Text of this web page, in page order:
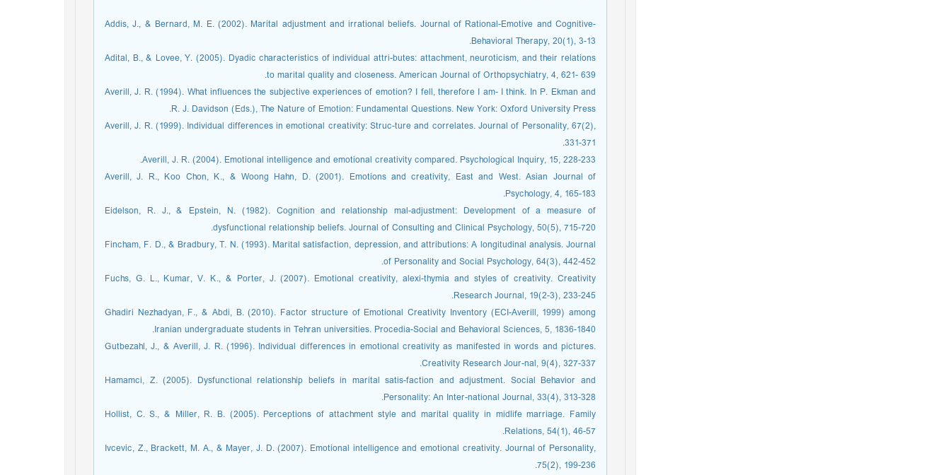
Addis, J., & Bernard, M. E. (2002). Marital adjustment and irrational beliefs. Journal of Rational-Emotive and Cognitive-
Behavioral Therapy, 20(1), 3-13.
Adital, B., & Lovee, Y. (2005). Dyadic characteristics of individual attri-butes: attachment, neuroticism, and their relations
to marital quality and closeness. American Journal of Orthopsychiatry, 4, 621- 639.
Averill, J. R. (1994). What influences the subjective experiences of emotion? I fell, therefore I am- I think. In P. Ekman and
R. J. Davidson (Eds.), The Nature of Emotion: Fundamental Questions. New York: Oxford University Press.
Averill, J. R. (1999). Individual differences in emotional creativity: Struc-ture and correlates. Journal of Personality, 67(2),
331-371.
Averill, J. R. (2004). Emotional intelligence and emotional creativity compared. Psychological Inquiry, 15, 228-233.
Averill, J. R., Koo Chon, K., & Woong Hahn, D. (2001). Emotions and creativity, East and West. Asian Journal of
Psychology, 4, 165-183.
Eidelson, R. J., & Epstein, N. (1982). Cognition and relationship mal-adjustment: Development of a measure of
dysfunctional relationship beliefs. Journal of Consulting and Clinical Psychology, 50(5), 715-720.
Fincham, F. D., & Bradbury, T. N. (1993). Marital satisfaction, depression, and attributions: A longitudinal analysis. Journal
of Personality and Social Psychology, 64(3), 442-452.
Fuchs, G. L., Kumar, V. K., & Porter, J. (2007). Emotional creativity, alexi-thymia and styles of creativity. Creativity
Research Journal, 19(2-3), 233-245.
Ghadiri Nezhadyan, F., & Abdi, B. (2010). Factor structure of Emotional Creativity Inventory (ECI-Averill, 1999) among
Iranian undergraduate students in Tehran universities. Procedia-Social and Behavioral Sciences, 5, 1836-1840.
Gutbezahl, J., & Averill, J. R. (1996). Individual differences in emotional creativity as manifested in words and pictures.
Creativity Research Jour-nal, 9(4), 327-337.
Hamamci, Z. (2005). Dysfunctional relationship beliefs in marital satis-faction and adjustment. Social Behavior and
Personality: An Inter-national Journal, 33(4), 313-328.
Hollist, C. S., & Miller, R. B. (2005). Perceptions of attachment style and marital quality in midlife marriage. Family
Relations, 54(1), 46-57.
Ivcevic, Z., Brackett, M. A., & Mayer, J. D. (2007). Emotional intelligence and emotional creativity. Journal of Personality,
75(2), 199-236.